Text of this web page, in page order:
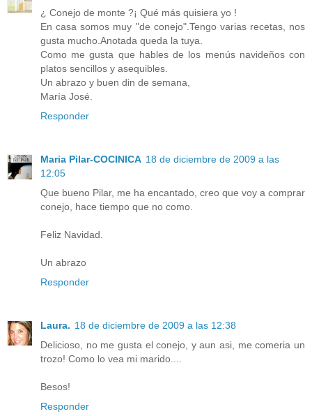
¿ Conejo de monte ?¡ Qué más quisiera yo !
En casa somos muy "de conejo".Tengo varias recetas, nos
gusta mucho.Anotada queda la tuya.
Como me gusta que hables de los menús navideños con
platos sencillos y asequibles.
Un abrazo y buen din de semana,
María José.
Responder
Maria Pilar-COCINICA 18 de diciembre de 2009 a las
12:05
Que bueno Pilar, me ha encantado, creo que voy a comprar
conejo, hace tiempo que no como.
Feliz Navidad.
Un abrazo
Responder
Laura. 18 de diciembre de 2009 a las 12:38
Delicioso, no me gusta el conejo, y aun asi, me comeria un
trozo! Como lo vea mi marido....
Besos!
Responder